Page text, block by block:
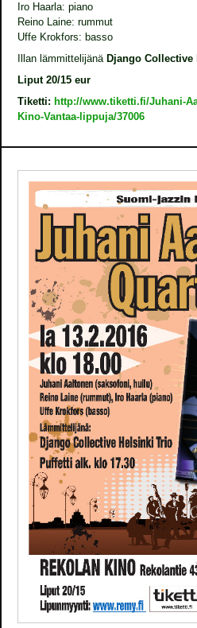
Iro Haarla: piano
Reino Laine: rummut
Uffe Krokfors: basso
Illan lämmittelijänä Django
Liput 20/15 eur
Tiketti: http://www.tiketti.fi/Juhani-
Kino-Vantaa-lippuja/37006